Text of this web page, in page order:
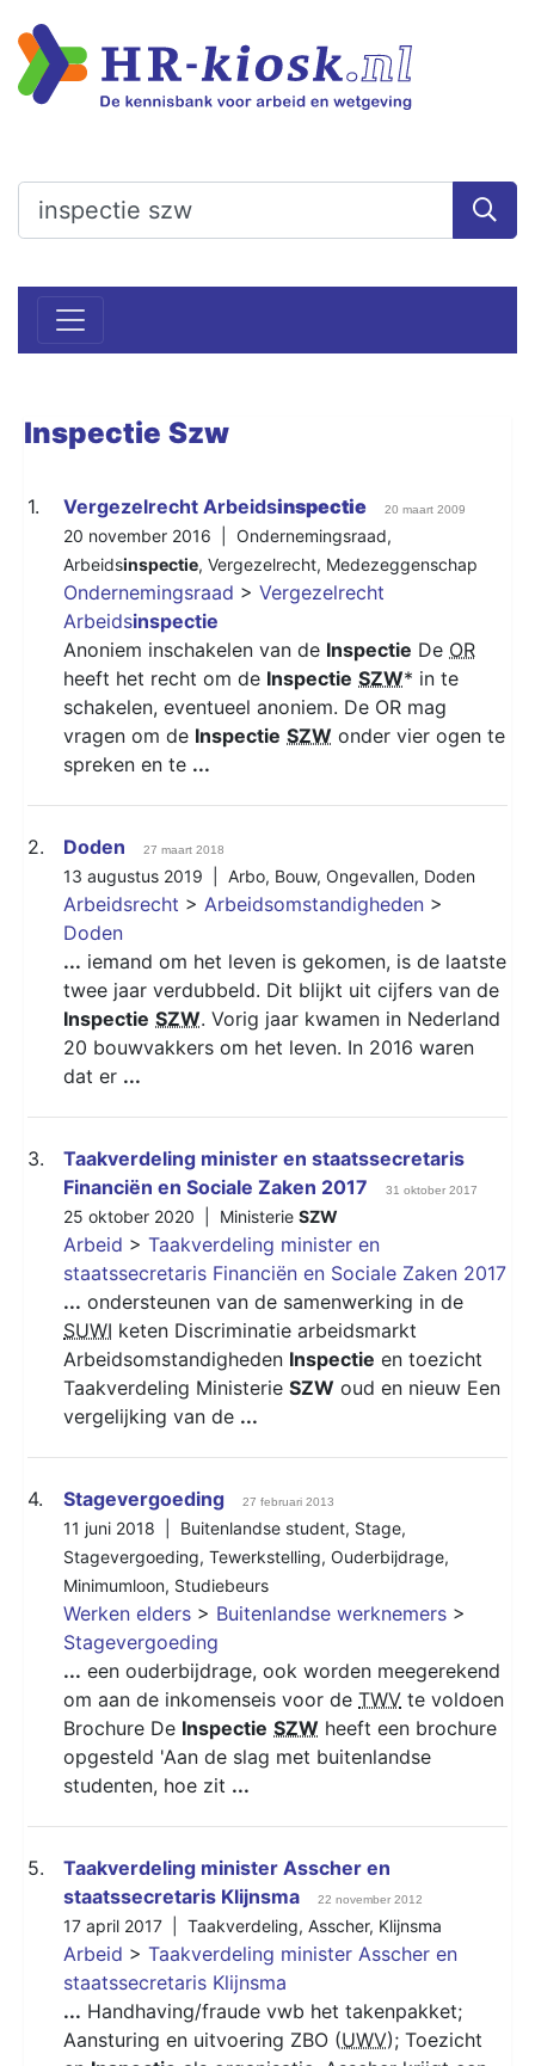
Inspectie Szw
1. Vergezelrecht Arbeidsinspectie 20 maart 2009
20 november 2016 | Ondernemingsraad,
Arbeidsinspectie, Vergezelrecht, Medezeggenschap
Ondernemingsraad > Vergezelrecht
Arbeidsinspectie
Anoniem inschakelen van de Inspectie De OR
heeft het recht om de Inspectie SZW* in te
schakelen, eventueel anoniem. De OR mag
vragen om de Inspectie SZW onder vier ogen te
spreken en te ...
2. Doden 27 maart 2018
13 augustus 2019 | Arbo, Bouw, Ongevallen, Doden
Arbeidsrecht > Arbeidsomstandigheden >
Doden
... iemand om het leven is gekomen, is de laatste
twee jaar verdubbeld. Dit blijkt uit cijfers van de
Inspectie SZW. Vorig jaar kwamen in Nederland
20 bouwvakkers om het leven. In 2016 waren
dat er ...
3.
Taakverdeling minister en staatssecretaris
Financiën en Sociale Zaken 2017
31 oktober 2017
25 oktober 2020 | Ministerie SZW
Arbeid > Taakverdeling minister en
staatssecretaris Financiën en Sociale Zaken 2017
... ondersteunen van de samenwerking in de
SUWI keten Discriminatie arbeidsmarkt
Arbeidsomstandigheden Inspectie en toezicht
Taakverdeling Ministerie SZW oud en nieuw Een
vergelijking van de ...
4. Stagevergoeding 27 februari 2013
11 juni 2018 | Buitenlandse student, Stage,
Stagevergoeding, Tewerkstelling, Ouderbijdrage,
Minimumloon, Studiebeurs
Werken elders > Buitenlandse werknemers >
Stagevergoeding
... een ouderbijdrage, ook worden meegerekend
om aan de inkomenseis voor de TWV te voldoen
Brochure De Inspectie SZW heeft een brochure
opgesteld 'Aan de slag met buitenlandse
studenten, hoe zit ...
5.
Taakverdeling minister Asscher en
staatssecretaris Klijnsma
22 november 2012
17 april 2017 | Taakverdeling, Asscher, Klijnsma
Arbeid > Taakverdeling minister Asscher en
staatssecretaris Klijnsma
... Handhaving/fraude vwb het takenpakket;
Aansturing en uitvoering ZBO (UWV); Toezicht